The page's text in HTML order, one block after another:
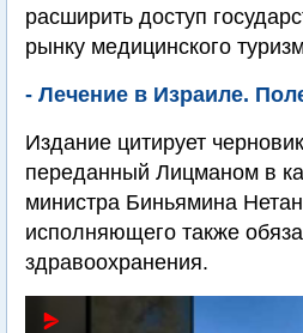
расширить доступ
рынку медицинского
- Лечение в Израиле.
Издание цитирует
переданный Лицманом в
министра Биньямина
исполняющего также
здравоохранения.